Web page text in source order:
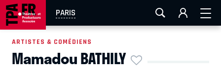
PARIS
AIX-MARSEILLE LA ROCHELLE
EN TOURNÉE
ARTISTES & COMÉDIENS
Mamadou BATHILY